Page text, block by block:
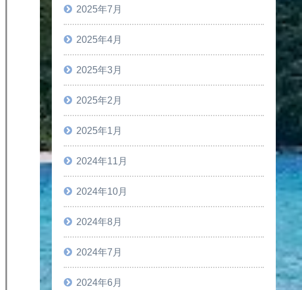
2025年7月
2025年4月
2025年3月
2025年2月
2025年1月
2024年11月
2024年10月
2024年8月
2024年7月
2024年6月